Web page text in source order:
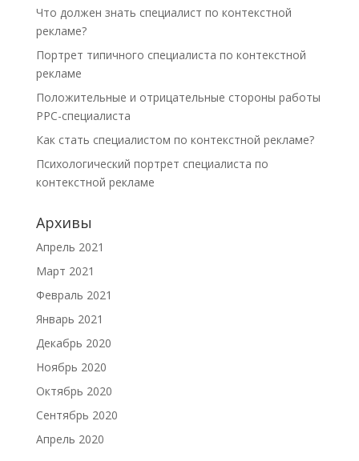
Что должен знать специалист по контекстной
рекламе?
Портрет типичного специалиста по контекстной
рекламе
Положительные и отрицательные стороны работы
PPC-специалиста
Как стать специалистом по контекстной рекламе?
Психологический портрет специалиста по
контекстной рекламе
Архивы
Апрель 2021
Март 2021
Февраль 2021
Январь 2021
Декабрь 2020
Ноябрь 2020
Октябрь 2020
Сентябрь 2020
Апрель 2020